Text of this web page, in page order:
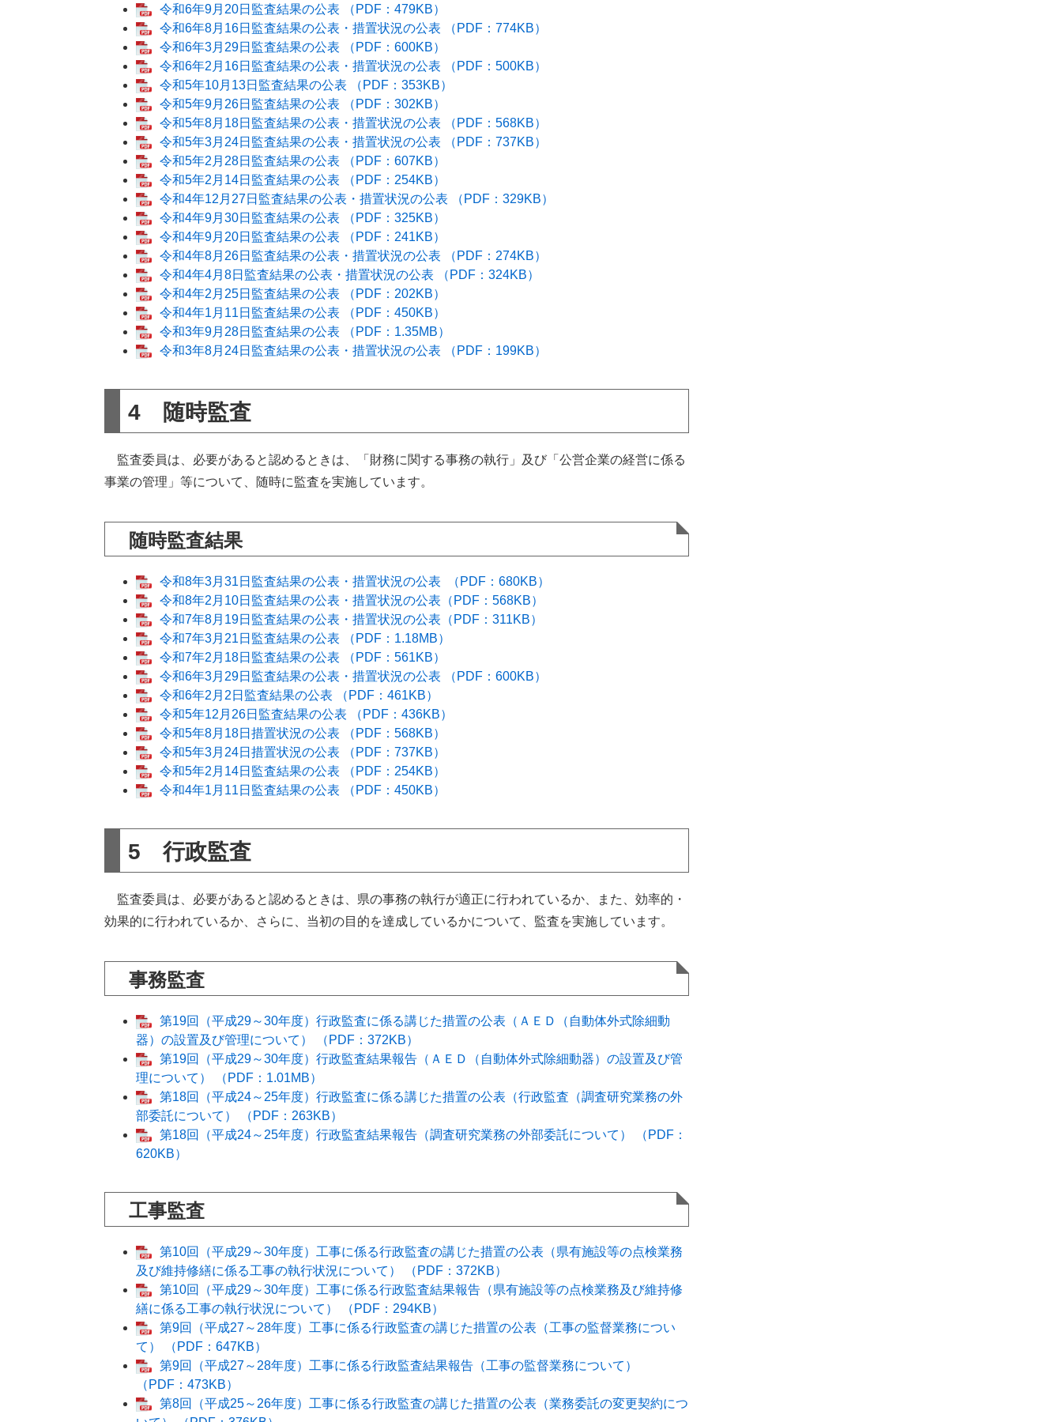
令和6年9月20日監査結果の公表 （PDF：479KB）
令和6年8月16日監査結果の公表・措置状況の公表 （PDF：774KB）
令和6年3月29日監査結果の公表 （PDF：600KB）
令和6年2月16日監査結果の公表・措置状況の公表 （PDF：500KB）
令和5年10月13日監査結果の公表 （PDF：353KB）
令和5年9月26日監査結果の公表 （PDF：302KB）
令和5年8月18日監査結果の公表・措置状況の公表 （PDF：568KB）
令和5年3月24日監査結果の公表・措置状況の公表 （PDF：737KB）
​令和5年2月28日監査結果の公表 （PDF：607KB）
令和5年2月14日監査結果の公表 （PDF：254KB）
令和4年12月27日監査結果の公表・措置状況の公表 （PDF：329KB）
令和4年9月30日監査結果の公表 （PDF：325KB）
令和4年9月20日監査結果の公表 （PDF：241KB）
令和4年8月26日監査結果の公表・措置状況の公表 （PDF：274KB）
令和4年4月8日監査結果の公表・措置状況の公表 （PDF：324KB）
令和4年2月25日監査結果の公表 （PDF：202KB）
令和4年1月11日監査結果の公表 （PDF：450KB）
令和3年9月28日監査結果の公表 （PDF：1.35MB）
令和3年8月24日監査結果の公表・措置状況の公表 （PDF：199KB）
4 随時監査
監査委員は、必要があると認めるときは、「財務に関する事務の執行」及び「公営企業の経営に係る
事業の管理」等について、随時に監査を実施しています。
随時監査結果
令和8年3月31日監査結果の公表・措置状況の公表 ​（PDF：680KB）
令和8年2月10日監査結果の公表・措置状況の公表（PDF：568KB）
令和7年8月19日監査結果の公表・措置状況の公表（PDF：311KB）
令和7年3月21日監査結果の公表 （PDF：1.18MB）
令和7年2月18日監査結果の公表 （PDF：561KB）
令和6年3月29日監査結果の公表・措置状況の公表 （PDF：600KB）
令和6年2月2日監査結果の公表 （PDF：461KB）
​令和5年12月26日監査結果の公表 （PDF：436KB）
令和5年8月18日措置状況の公表 （PDF：568KB）
令和5年3月24日措置状況の公表 （PDF：737KB）
​令和5年2月14日監査結果の公表 （PDF：254KB）
令和4年1月11日監査結果の公表 （PDF：450KB）
5 行政監査
監査委員は、必要があると認めるときは、県の事務の執行が適正に行われているか、また、効率的・
効果的に行われているか、さらに、当初の目的を達成しているかについて、監査を実施しています。
事務監査
第19回（平成29～30年度）行政監査に係る講じた措置の公表（ＡＥＤ（自動体外式除細動
器）の設置及び管理について） （PDF：372KB）
第19回（平成29～30年度）行政監査結果報告（ＡＥＤ（自動体外式除細動器）の設置及び管
理について） （PDF：1.01MB）
第18回（平成24～25年度）行政監査に係る講じた措置の公表（行政監査（調査研究業務の外
部委託について） （PDF：263KB）
第18回（平成24～25年度）行政監査結果報告（調査研究業務の外部委託について） （PDF：
620KB）
工事監査
第10回（平成29～30年度）工事に係る行政監査の講じた措置の公表（県有施設等の点検業務
及び維持修繕に係る工事の執行状況について） （PDF：372KB）
第10回（平成29～30年度）工事に係る行政監査結果報告（県有施設等の点検業務及び維持修
繕に係る工事の執行状況について） （PDF：294KB）
第9回（平成27～28年度）工事に係る行政監査の講じた措置の公表（工事の監督業務につい
て） （PDF：647KB）
第9回（平成27～28年度）工事に係る行政監査結果報告（工事の監督業務について）
（PDF：473KB）
第8回（平成25～26年度）工事に係る行政監査の講じた措置の公表（業務委託の変更契約につ